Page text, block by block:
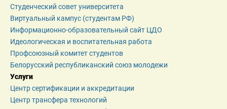
Студенческий совет университета
Виртуальный кампус (студентам РФ)
Информационно-образовательный сайт ЦДО
Идеологическая и воспитательная работа
Профсоюзный комитет студентов
Белорусский республиканский союз молодежи
Услуги
Центр сертификации и аккредитации
Центр трансфера технологий